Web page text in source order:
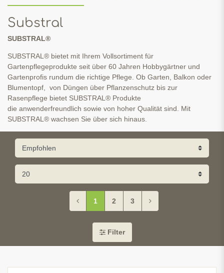
Substral
SUBSTRAL®
SUBSTRAL® bietet mit Ihrem Vollsortiment für
Gartenpflegeprodukte seit über 60 Jahren Hobbygärtner und
Gartenprofis rundum die richtige Pflege. Ob Garten, Balkon oder
Blumentopf, von Düngen über Pflanzenschutz bis zur
Rasenpflege bietet SUBSTRAL® Produkte
die anwenderfreundlich sowie von hoher Qualität sind. Mit
SUBSTRAL® wachsen Sie über sich hinaus.
1 2 3
Filter